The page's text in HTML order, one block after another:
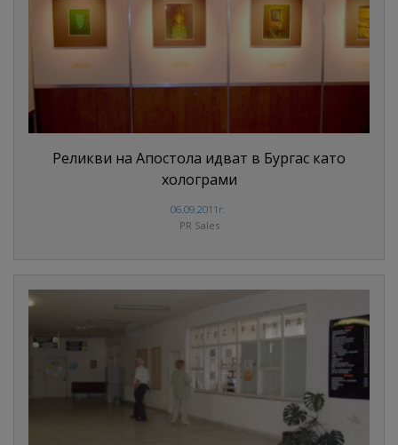
Реликви на Апостола идват в Бургас като
холограми
06.09.2011г.
PR Sales